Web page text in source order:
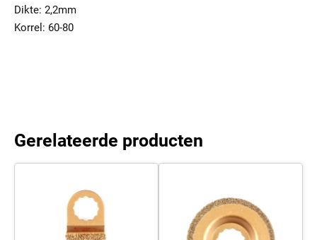
Dikte: 2,2mm
Korrel: 60-80
Gerelateerde producten